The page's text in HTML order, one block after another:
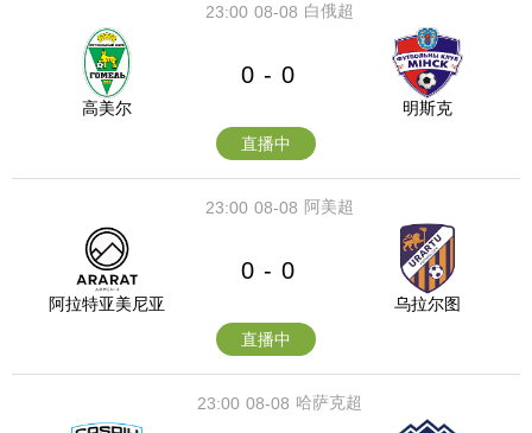
08-08
23:00 白俄超
高美尔
0 - 0
明斯克
直播中
08-08
23:00 阿美超
阿拉特亚美尼亚
0 - 0
乌拉尔图
直播中
08-08
23:00 哈萨克超